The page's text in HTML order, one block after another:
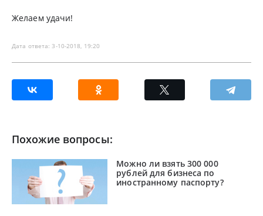
Желаем удачи!
Дата ответа: 3-10-2018, 19:20
Похожие вопросы:
Можно ли взять 300 000
рублей для бизнеса по
иностранному паспорту?